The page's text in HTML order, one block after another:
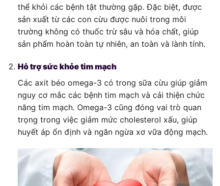
thể khỏi các bệnh tật thường gặp. Đặc biệt, được
sản xuất từ các con cừu được nuôi trong môi
trường không có thuốc trừ sâu và hóa chất, giúp
sản phẩm hoàn toàn tự nhiên, an toàn và lành tính.
Hỗ trợ sức khỏe tim mạch
Các axit béo omega-3 có trong sữa cừu giúp giảm
nguy cơ mắc các bệnh tim mạch và cải thiện chức
năng tim mạch. Omega-3 cũng đóng vai trò quan
trọng trong việc giảm mức cholesterol xấu, giúp
huyết áp ổn định và ngăn ngừa xơ vữa động mạch.